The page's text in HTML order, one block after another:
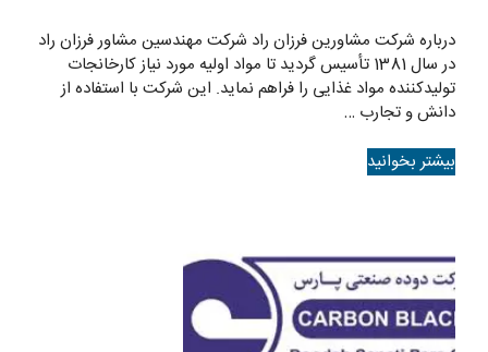
درباره شرکت مشاورین فرزان راد شرکت مهندسین مشاور فرزان راد
در سال 1381 تأسیس گردید تا مواد اولیه مورد نیاز کارخانجات
تولیدکننده مواد غذایی را فراهم نماید. این شرکت با استفاده از
دانش و تجارب …
بیشتر بخوانید